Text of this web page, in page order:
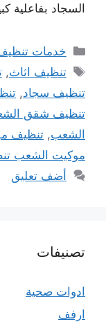
السجاد بفاعلية
التصنيفات
خدمات
الوسوم
تنظيف اثاث,
تنظيف سجاد,
تنظيف شقق
الشعب, تنظيف
موكيت الشعب
أضف تعليق
تصنيفات
ادوات صحية
ارفف